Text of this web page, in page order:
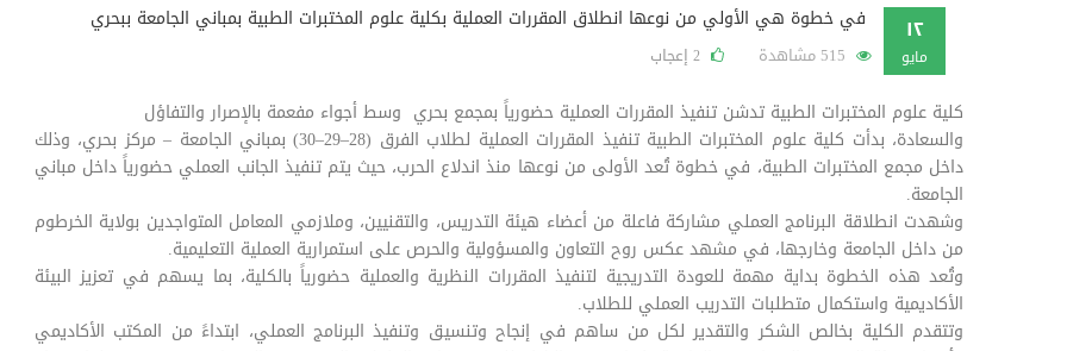
١٢
مايو
في خطوة هي الأولي من نوعها انطلاق المقررات العملية بكلية علوم المختبرات الطبية بمباني الجامعة ببحري
2 إعجاب
كلية علوم المختبرات الطبية تدشن تنفيذ المقررات العملية حضورياً بمجمع بحري وسط أجواء مفعمة بالإصرار والتفاؤل
والسعادة، بدأت كلية علوم المختبرات الطبية تنفيذ المقررات العملية لطلاب الفرق (28–29–30) بمباني الجامعة – مركز بحري، وذلك
داخل مجمع المختبرات الطبية، في خطوة تُعد الأولى من نوعها منذ اندلاع الحرب، حيث يتم تنفيذ الجانب العملي حضورياً داخل مباني
الجامعة.
وشهدت انطلاقة البرنامج العملي مشاركة فاعلة من أعضاء هيئة التدريس، والتقنيين، وملازمي المعامل المتواجدين بولاية الخرطوم
من داخل الجامعة وخارجها، في مشهد عكس روح التعاون والمسؤولية والحرص على استمرارية العملية التعليمية.
وتُعد هذه الخطوة بداية مهمة للعودة التدريجية لتنفيذ المقررات النظرية والعملية حضورياً بالكلية، بما يسهم في تعزيز البيئة
الأكاديمية واستكمال متطلبات التدريب العملي للطلاب.
وتتقدم الكلية بخالص الشكر والتقدير لكل من ساهم في إنجاح وتنسيق وتنفيذ البرنامج العملي، ابتداءً من المكتب الأكاديمي